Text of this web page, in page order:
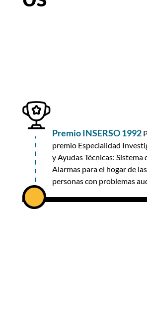
Premio INSERSO 1992
premio Especialidad
y Ayudas Técnicas: Sistema
Alarmas para el hogar de las
personas con problemas